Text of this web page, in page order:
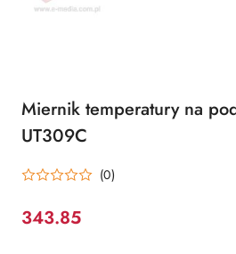
Miernik temperatury na
UT309C
(0)
Cena:
343.85